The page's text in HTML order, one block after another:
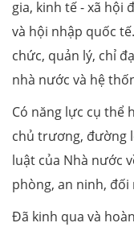
gia, kinh tế - xã hội
và hội nhập quốc
chức, quản lý, chỉ
nhà nước và hệ
Có năng lực cụ thể
chủ trương, đường
luật của Nhà nước
phòng, an ninh, đối
Đã kinh qua và